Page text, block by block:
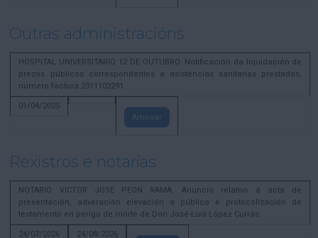
Outras administracións
HOSPITAL UNIVERSITARIO 12 DE OUTUBRO. Notificación da liquidación de
prezos públicos correspondentes a asistencias sanitarias prestadas,
número factura 2311102291
01/04/2025
Amosar
Rexistros e notarías
NOTARIO VICTOR JOSE PEON RAMA. Anuncio relativo á acta de
presentación, adveración elevación a público e protocolización de
testamento en perigo de morte de Don José-Luís López Currás.
24/07/2026
24/08/2026